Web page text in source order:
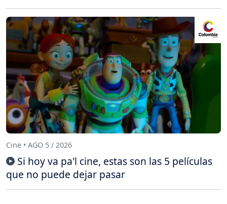
Cine • AGO 5 / 2026
Si hoy va pa'l cine, estas son las 5 películas
que no puede dejar pasar